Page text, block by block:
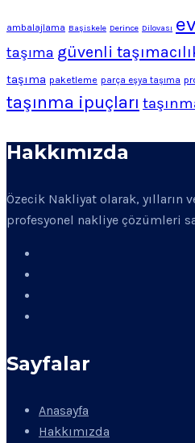
ambalajlama Başiskele Derince Dilovası
taşıma güvenli
taşıma paketleme parça eşya taşıma
taşınma ipuçları
Hakkımızda
Özecik Nakliyat olarak, yılların
profesyonel nakliye çözümleri
Sayfalar
Anasayfa
Hakkımızda